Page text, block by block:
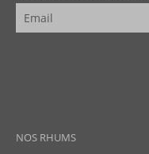
NOS RHUMS